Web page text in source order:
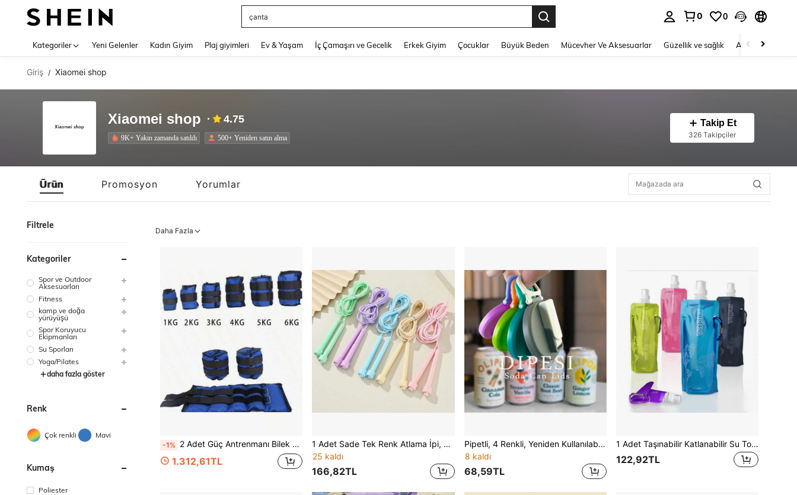
Squshy
0 0
Kategoriler Yeni Gelenler Kadın Giyim Plaj giyimleri Ev & Yaşam İç Çamaşırı ve Gecelik Erkek Giyim Çocuklar Büyük Beden Mücevher Ve Aksesuarlar Güzellik ve sağlık Ayakkabı
Giriş / Xiaomei shop
Xiaomei shop 4.75
9K+ Yakın zamanda satıldı 500+ Yeniden satın alma
Takip Et
326 Takipçiler
Ürün Promosyon Yorumlar
Filtrele
Kategoriler
Spor ve Outdoor
Aksesuarları
Fitness
kamp ve doğa
yürüyüşü
Spor Koruyucu
Ekipmanları
Su Sporları
Yoga/Pilates
daha fazla göster
Renk
Çok renkli Mavi
Kumaş
Poliester
Daha Fazla
-1% 2 Adet Güç Antrenmanı Bilek ve Bacak Ağırlıkları Kum Torbaları, 1-6 KG Seçenekleri, Antrenmana Özel Kum Torbaları [Ürün Ağırlığı, İki Kum Torbasının Toplam Ağırlığını İfade Eder! ÖRN.: 1 kg = İki 0,5 kg Kum Torbası, 2 kg = İki 1 kg Kum Torbası]
1.312,61TL
1 Adet Sade Tek Renk Atlama İpi, Yağ Yakıcı Fitness Kilo Verme Spor Profesyonel Atlama İpi
25 kaldı
166,82TL
Pipetli, 4 Renkli, Yeniden Kullanılabilir Meşrubat Kutusu Kapakları, İçecekler, Meyve Suları ve Gazlı İçecekler İçin Uygundur.
8 kaldı
68,59TL
1 Adet Taşınabilir Katlanabilir Su Torbası, Outdoor Spor Ekipmanı Su Şişesi Su Torbası
122,92TL